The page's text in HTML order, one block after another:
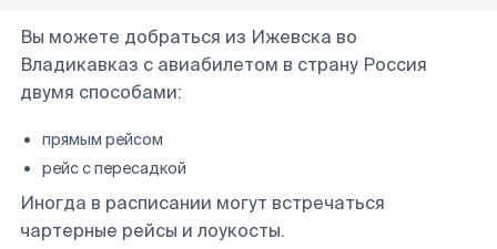
Вы можете добраться из Ижевска во
Владикавказ с авиабилетом в страну Россия
двумя способами:
прямым рейсом
рейс с пересадкой
Иногда в расписании могут встречаться
чартерные рейсы и лоукосты.